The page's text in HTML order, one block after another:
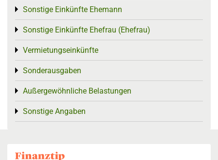
Sonstige Einkünfte Ehemann
Toggle menu
Sonstige Einkünfte Ehefrau (Ehefrau)
Toggle menu
Vermietungseinkünfte
Toggle menu
Sonderausgaben
Toggle menu
Außergewöhnliche Belastungen
Toggle menu
Sonstige Angaben
Toggle menu